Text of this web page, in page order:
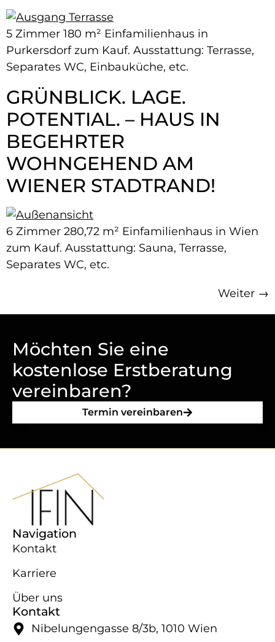
5 Zimmer 180 m² Einfamilienhaus in
Purkersdorf zum Kauf. Ausstattung: Terrasse,
Separates WC, Einbauküche, etc.
GRÜNBLICK. LAGE.
POTENTIAL. – HAUS IN
BEGEHRTER
WOHNGEHEND AM
WIENER STADTRAND!
6 Zimmer 280,72 m² Einfamilienhaus in Wien
zum Kauf. Ausstattung: Sauna, Terrasse,
Separates WC, etc.
Weiter →
Möchten Sie eine
kostenlose Erstberatung
vereinbaren?
Termin vereinbaren
Navigation
Kontakt
Karriere
Über uns
Kontakt
Nibelungengasse 8/​3b, 1010 Wien